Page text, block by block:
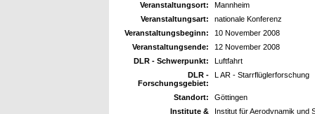
Veranstaltungsort:
Mannheim
Veranstaltungsart:
nationale Konferenz
Veranstaltungsbeginn:
10 November 2008
Veranstaltungsende:
12 November 2008
DLR - Schwerpunkt:
Luftfahrt
DLR -
Forschungsgebiet:
L AR - Starrflüglerforschung
Standort:
Göttingen
Institute &
Institut für Aerodynamik und